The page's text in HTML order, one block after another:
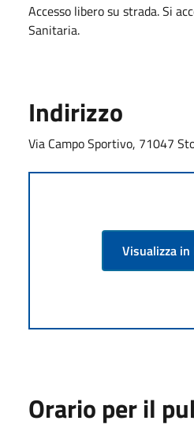
Accesso libero su strada. Si
Sanitaria.
Indirizzo
Via Campo Sportivo, 71047
Visualizza
Orario per il